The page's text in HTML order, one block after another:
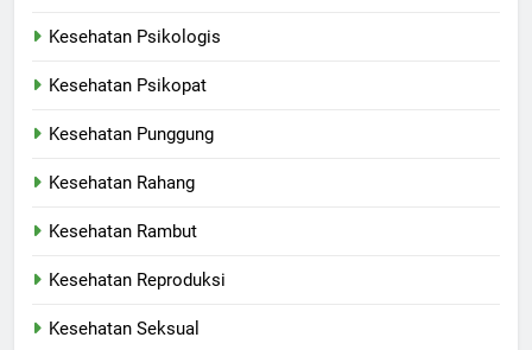
Kesehatan Psikologis
Kesehatan Psikopat
Kesehatan Punggung
Kesehatan Rahang
Kesehatan Rambut
Kesehatan Reproduksi
Kesehatan Seksual